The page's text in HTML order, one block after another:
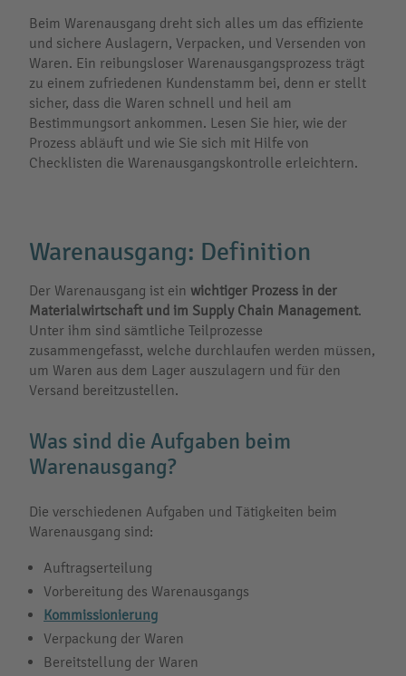
Beim Warenausgang dreht sich alles um das effiziente
und sichere Auslagern, Verpacken, und Versenden von
Waren. Ein reibungsloser Warenausgangsprozess trägt
zu einem zufriedenen Kundenstamm bei, denn er stellt
sicher, dass die Waren schnell und heil am
Bestimmungsort ankommen. Lesen Sie hier, wie der
Prozess abläuft und wie Sie sich mit Hilfe von
Checklisten die Warenausgangskontrolle erleichtern.
Warenausgang: Definition
Der Warenausgang ist ein wichtiger Prozess in der
Materialwirtschaft und im Supply Chain Management.
Unter ihm sind sämtliche Teilprozesse
zusammengefasst, welche durchlaufen werden müssen,
um Waren aus dem Lager auszulagern und für den
Versand bereitzustellen.
Was sind die Aufgaben beim
Warenausgang?
Die verschiedenen Aufgaben und Tätigkeiten beim
Warenausgang sind:
Auftragserteilung
Vorbereitung des Warenausgangs
Kommissionierung
Verpackung der Waren
Bereitstellung der Waren